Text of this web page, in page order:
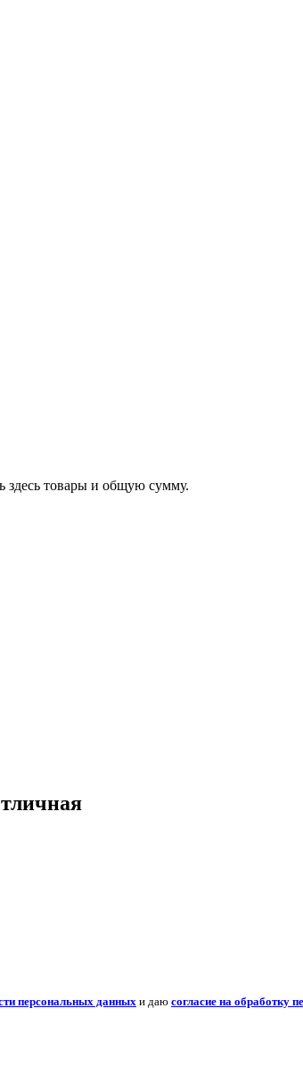
здесь товары и общую сумму.
персональных данных и даю согласие на обработку